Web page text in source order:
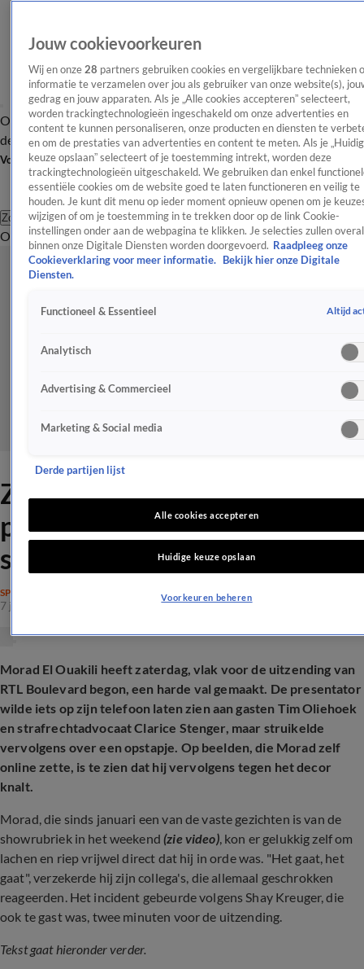
OverzichtAfleveringen Entertainment TV Algemeen
Tip
de redactieNieuwsbrief
Volg Shownieuws
Zoeken
OverzichtEntertainmentSpraakmakendRealityCrimeVideo's
ZIEN: RTL Boulevard-
presentator maakt flinke
smakkerd
SPRAAKMAKEND
7 juni 2025, 22:22
Morad El Ouakili heeft zaterdag, vlak voor de uitzending van
RTL Boulevard begon, een harde val gemaakt. De presentator
wilde iets op zijn telefoon laten zien aan gasten Tim Oliehoek
en strafrechtadvocaat Clarice Stenger, maar struikelde
vervolgens over een opstapje. Op beelden, die Morad zelf
online zette, is te zien dat hij vervolgens tegen het decor
knalt.
Morad, die sinds januari een van de vaste gezichten is van de
showrubriek in het weekend(zie video),kon er gelukkig zelf om
lachen en riep vrijwel direct dat hij in orde was. "Het gaat, het
gaat", verzekerde hij zijn collega's, die allemaal geschrokken
reageerden. Het incident gebeurde volgens Shay Kreuger, die
ook te gast was, twee minuten voor de uitzending.
Tekst gaat hieronder verder.
Jouw cookievoorkeuren
Wij en onze 28 partners gebruiken cookies en vergelijkbare technieken
informatie te verzamelen over jou als gebruiker van onze website(s),
gedrag en jouw apparaten. Als je „Alle cookies accepteren” selecteert,
worden trackingtechnologieën ingeschakeld om onze advertenties en
content te kunnen personaliseren, onze producten en diensten te
en om de prestaties van advertenties en content te meten. Als je
keuze opslaan” selecteert of je toestemming intrekt, worden deze
trackingtechnologieën uitgeschakeld. We gebruiken dan enkel
essentiële cookies om de website goed te laten functioneren en veilig te
houden. Je kunt dit menu op ieder moment opnieuw openen om je
wijzigen of om je toestemming in te trekken door op de link Cookie-
instellingen onder aan de webpagina te klikken. Je selecties zullen overal
binnen onze Digitale Diensten worden doorgevoerd. Raadpleeg onze
Cookieverklaring voor meer informatie.
Bekijk hier onze Digitale
Diensten.
Functioneel & Essentieel Altijd
Analytisch
Advertising & Commercieel
Marketing & Social media
Derde partijen lijst
Alle cookies accepteren
Huidige keuze opslaan
Voorkeuren beheren